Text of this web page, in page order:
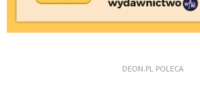
DEON.PL POLECA